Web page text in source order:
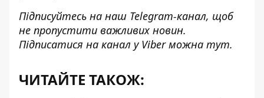
Підписуйтесь на наш Telegram-канал, щоб
не пропустити важливих новин.
Підписатися на канал у Viber можна тут.
ЧИТАЙТЕ ТАКОЖ: